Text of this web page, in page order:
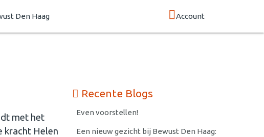
Den Haag Account
met het
kracht Helen
Recente Blogs
Even voorstellen!
Een nieuw gezicht bij Bewust Den Haag: